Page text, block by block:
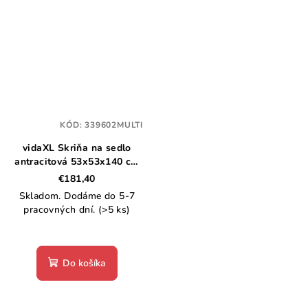
vidaXL Skriňa na sedlo
antracitová 53x53x140 cm
oceľová
€181,40
Skladom. Dodáme do 5-7
pracovných dní. (>5 ks)
Do košíka
KÓD:339602MULTI